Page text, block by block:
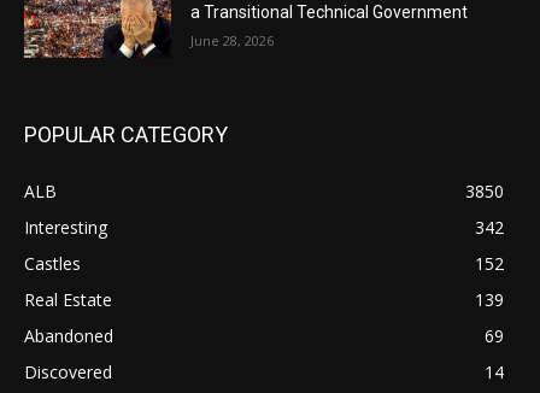
a Transitional Technical Government
June 28, 2026
POPULAR CATEGORY
ALB
3850
Interesting
342
Castles
152
Real Estate
139
Abandoned
69
Discovered
14